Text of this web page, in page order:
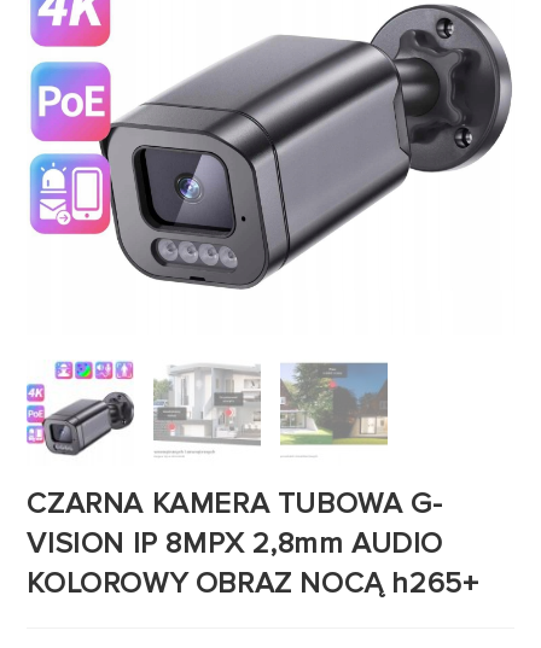
CZARNA KAMERA TUBOWA G-
VISION IP 8MPX 2,8mm AUDIO
KOLOROWY OBRAZ NOCĄ h265+